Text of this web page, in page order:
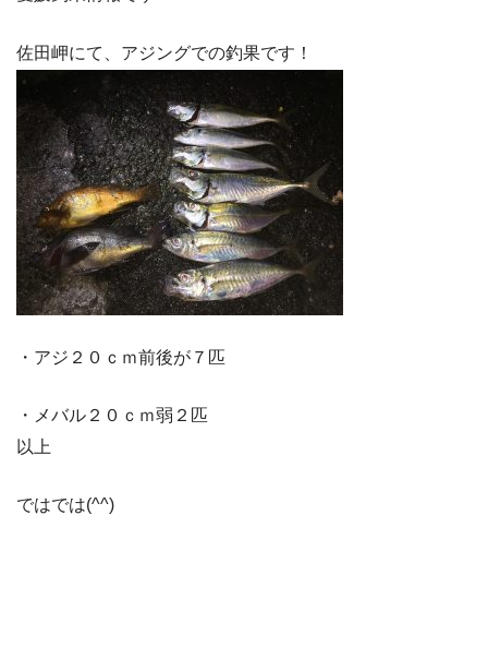
佐田岬にて、アジングでの釣果です！
・アジ２０ｃｍ前後が７匹
・メバル２０ｃｍ弱２匹
以上
ではでは(^^)